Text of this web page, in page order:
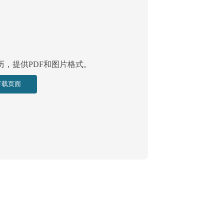
提供PDF和图片格式。
页面